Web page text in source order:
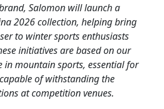
Salomon will launch a
2026 collection, helping bring
to winter sports enthusiasts
initiatives are based on our
in mountain sports, essential for
of withstanding the
at competition venues.